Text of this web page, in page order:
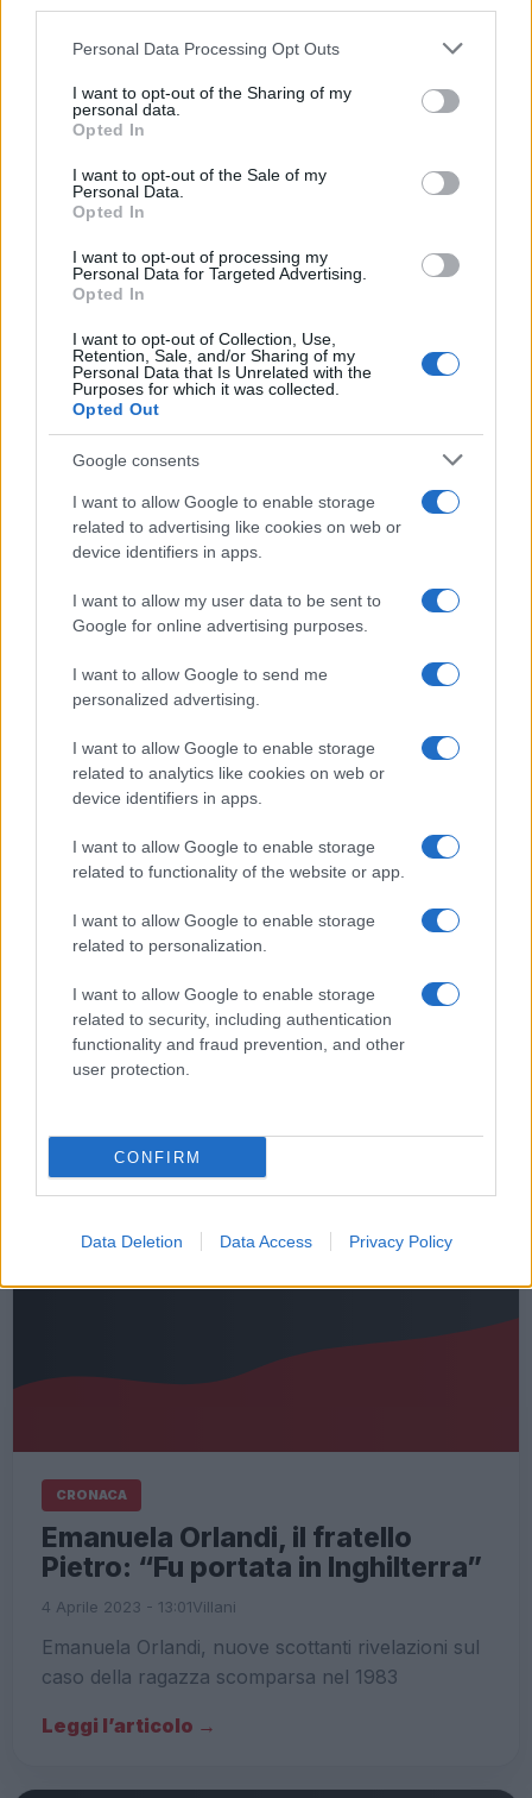
Please note that this website/app uses one or more Google
not limited to your visit or usage behaviour. You may click to
grant or deny consent to Google and its third-party tags to
use your data for below specified purposes in below Google
consent section.
Personal Data Processing Opt Outs
I want to opt-out of the Sharing of my
personal data.
Opted In
I want to opt-out of the Sale of my
Personal Data.
Opted In
I want to opt-out of processing my
Personal Data for Targeted Advertising.
Opted In
I want to opt-out of Collection, Use,
Retention, Sale, and/or Sharing of my
Personal Data that Is Unrelated with the
Purposes for which it was collected.
Opted Out
Google consents
I want to allow Google to enable storage
related to advertising like cookies on web or
device identifiers in apps.
I want to allow my user data to be sent to
Google for online advertising purposes.
I want to allow Google to send me
personalized advertising.
I want to allow Google to enable storage
related to analytics like cookies on web or
device identifiers in apps.
I want to allow Google to enable storage
related to functionality of the website or app.
I want to allow Google to enable storage
related to personalization.
I want to allow Google to enable storage
related to security, including authentication
functionality and fraud prevention, and other
user protection.
CONFIRM
Data Deletion Data Access Privacy Policy
Pietro Orlandi a Verissimo: “Non
la verità”
1 Maggio 2023 - 12:36
Pietro Orlandi a Verissimo torna a parlare della
scomparsa della sorella Emanuela e del
coinvolgimento dell'ex Papa
Leggi l’articolo →
CRONACA
Pietro Orlandi Papa Wojtyla,
accuse choc del fratello di
Emanuela a Giovanni Paolo II
13 Aprile 2023 - 12:16 Villani
Pietro Orlandi Papa Wojtyla, spunta il nome del
Pontefice nel caso della scomparsa della 15enne
CRONACA
Emanuela Orlandi, il fratello
Pietro: “Fu portata in Inghilterra”
4 Aprile 2023 - 13:01Villani
Emanuela Orlandi, nuove scottanti rivelazioni sul
caso della ragazza scomparsa nel 1983
Leggi l’articolo →